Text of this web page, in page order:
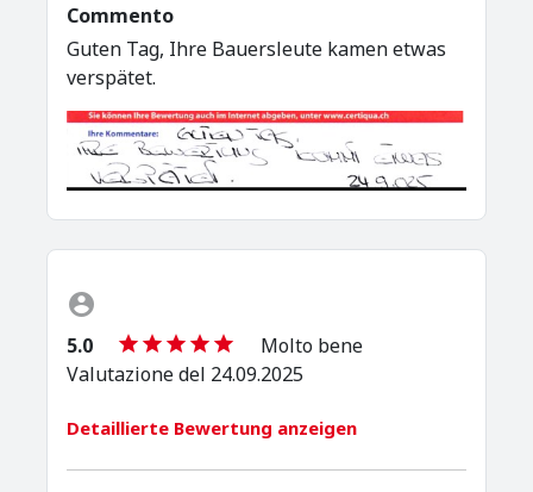
Commento
Guten Tag, Ihre Bauersleute kamen etwas
verspätet.
5.0
Molto bene
Valutazione del 24.09.2025
Detaillierte Bewertung anzeigen